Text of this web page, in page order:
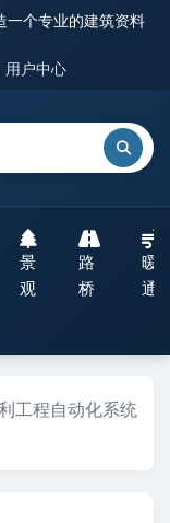
个专业的建筑资料
用户中心
景
观
路
桥
暖
通
工程自动化系统